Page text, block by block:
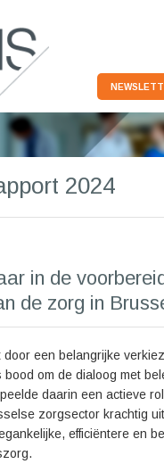
2024
in de
de zorg in
door een belangrijke
om de dialoog met
daarin een actieve
zorgsector krachtig
efficiëntere en